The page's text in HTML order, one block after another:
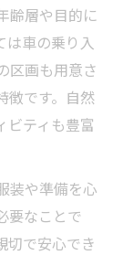
齢層や目的に
は車の乗り入
区画も用意さ
徴です。自然
ビティも豊富
装や準備を心
要なことで
切で安心でき